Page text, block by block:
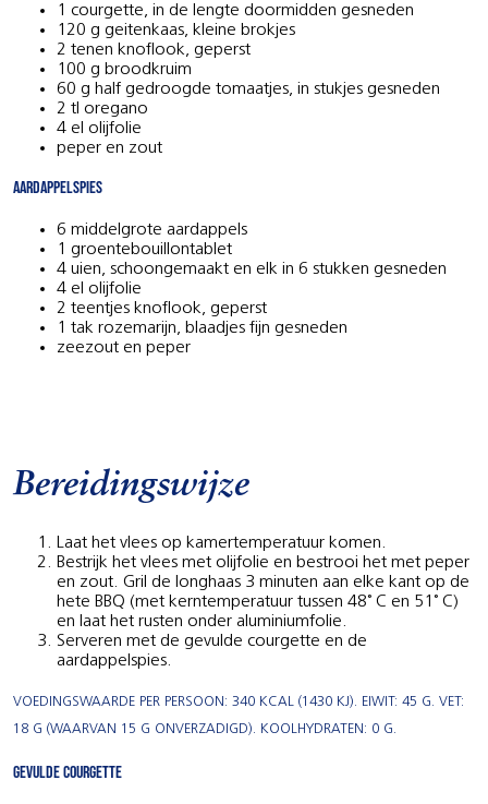
1 courgette, in de lengte doormidden gesneden
120 g geitenkaas, kleine brokjes
2 tenen knoflook, geperst
100 g broodkruim
60 g half gedroogde tomaatjes, in stukjes gesneden
2 tl oregano
4 el olijfolie
peper en zout
Aardappelspies
6 middelgrote aardappels
1 groentebouillontablet
4 uien, schoongemaakt en elk in 6 stukken gesneden
4 el olijfolie
2 teentjes knoflook, geperst
1 tak rozemarijn, blaadjes fijn gesneden
zeezout en peper
Bereidingswijze
Laat het vlees op kamertemperatuur komen.
Bestrijk het vlees met olijfolie en bestrooi het met peper
en zout. Gril de longhaas 3 minuten aan elke kant op de
hete BBQ (met kerntemperatuur tussen 48˚ C en 51˚ C)
en laat het rusten onder aluminiumfolie.
Serveren met de gevulde courgette en de
aardappelspies.
VOEDINGSWAARDE PER PERSOON: 340 KCAL (1430 KJ). EIWIT: 45 G. VET:
18 G (WAARVAN 15 G ONVERZADIGD). KOOLHYDRATEN: 0 G.
Gevulde courgette